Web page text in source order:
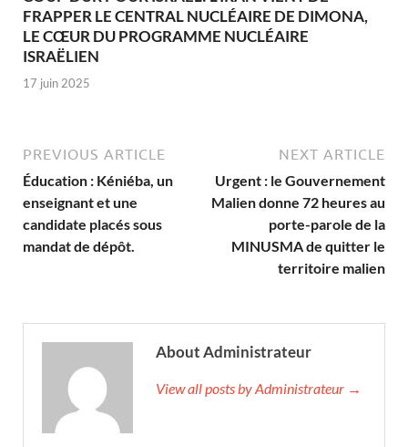
FRAPPER LE CENTRAL NUCLÉAIRE DE DIMONA,
LE CŒUR DU PROGRAMME NUCLÉAIRE
ISRAËLIEN
17 juin 2025
PREVIOUS ARTICLE
Éducation : Kéniéba, un
enseignant et une
candidate placés sous
mandat de dépôt.
NEXT ARTICLE
Urgent : le Gouvernement
Malien donne 72 heures au
porte-parole de la
MINUSMA de quitter le
territoire malien
About Administrateur
View all posts by Administrateur →